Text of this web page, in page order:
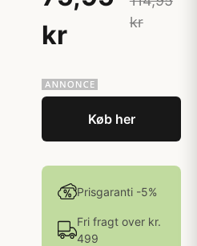
kr
kr
Køb her
Prisgaranti -5%
Fri fragt over kr.
499